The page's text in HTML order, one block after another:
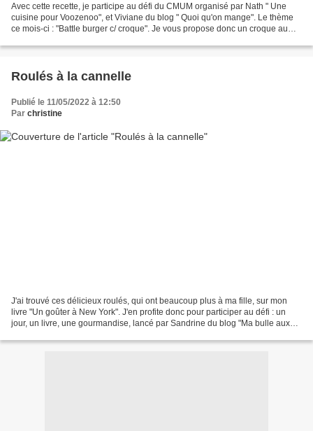
Avec cette recette, je participe au défi du CMUM organisé par Nath " Une
cuisine pour Voozenoo", et Viviane du blog " Quoi qu'on mange". Le thème
ce mois-ci : "Battle burger c/ croque". Je vous propose donc un croque au
Roulés à la cannelle
Publié le 11/05/2022 à 12:50
Par christine
J'ai trouvé ces délicieux roulés, qui ont beaucoup plus à ma fille, sur mon
livre "Un goûter à New York". J'en profite donc pour participer au défi : un
jour, un livre, une gourmandise, lancé par Sandrine du blog "Ma bulle aux